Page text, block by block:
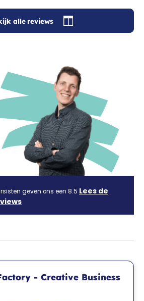
alle reviews
geven ons een 8.5 Lees de
- Creative Business